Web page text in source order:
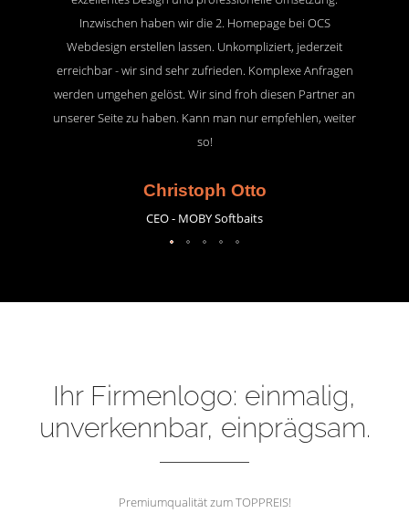
Inzwischen haben wir die 2. Homepage bei OCS
Webdesign erstellen lassen. Unkompliziert, jederzeit
erreichbar - wir sind sehr zufrieden. Komplexe Anfragen
werden umgehen gelöst. Wir sind froh diesen Partner an
unserer Seite zu haben. Kann man nur empfehlen, weiter
so!
Christoph Otto
CEO - MOBY Softbaits
Ihr Firmenlogo: einmalig,
unverkennbar, einprägsam.
Premiumqualität zum TOPPREIS!